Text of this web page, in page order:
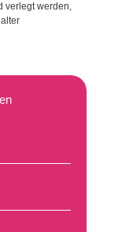
verlegt werden,